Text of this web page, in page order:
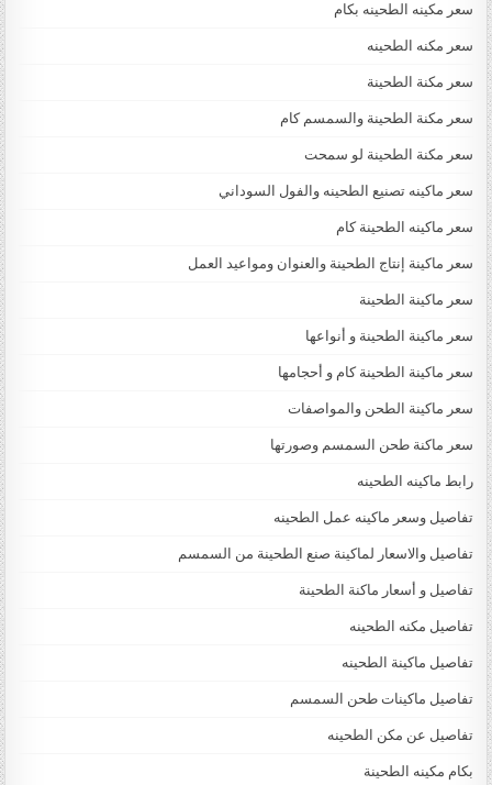
سعر مكينه الطحينه بكام
سعر مكنه الطحينه
سعر مكنة الطحينة
سعر مكنة الطحينة والسمسم كام
سعر مكنة الطحينة لو سمحت
سعر ماكينه تصنيع الطحينه والفول السوداني
سعر ماكينه الطحينة كام
سعر ماكينة إنتاج الطحينة والعنوان ومواعيد العمل
سعر ماكينة الطحينة
سعر ماكينة الطحينة و أنواعها
سعر ماكينة الطحينة كام و أحجامها
سعر ماكينة الطحن والمواصفات
سعر ماكنة طحن السمسم وصورتها
رابط ماكينه الطحينه
تفاصيل وسعر ماكينه عمل الطحينه
تفاصيل والاسعار لماكينة صنع الطحينة من السمسم
تفاصيل و أسعار ماكنة الطحينة
تفاصيل مكنه الطحينه
تفاصيل ماكينة الطحينه
تفاصيل ماكينات طحن السمسم
تفاصيل عن مكن الطحينه
بكام مكينه الطحينة